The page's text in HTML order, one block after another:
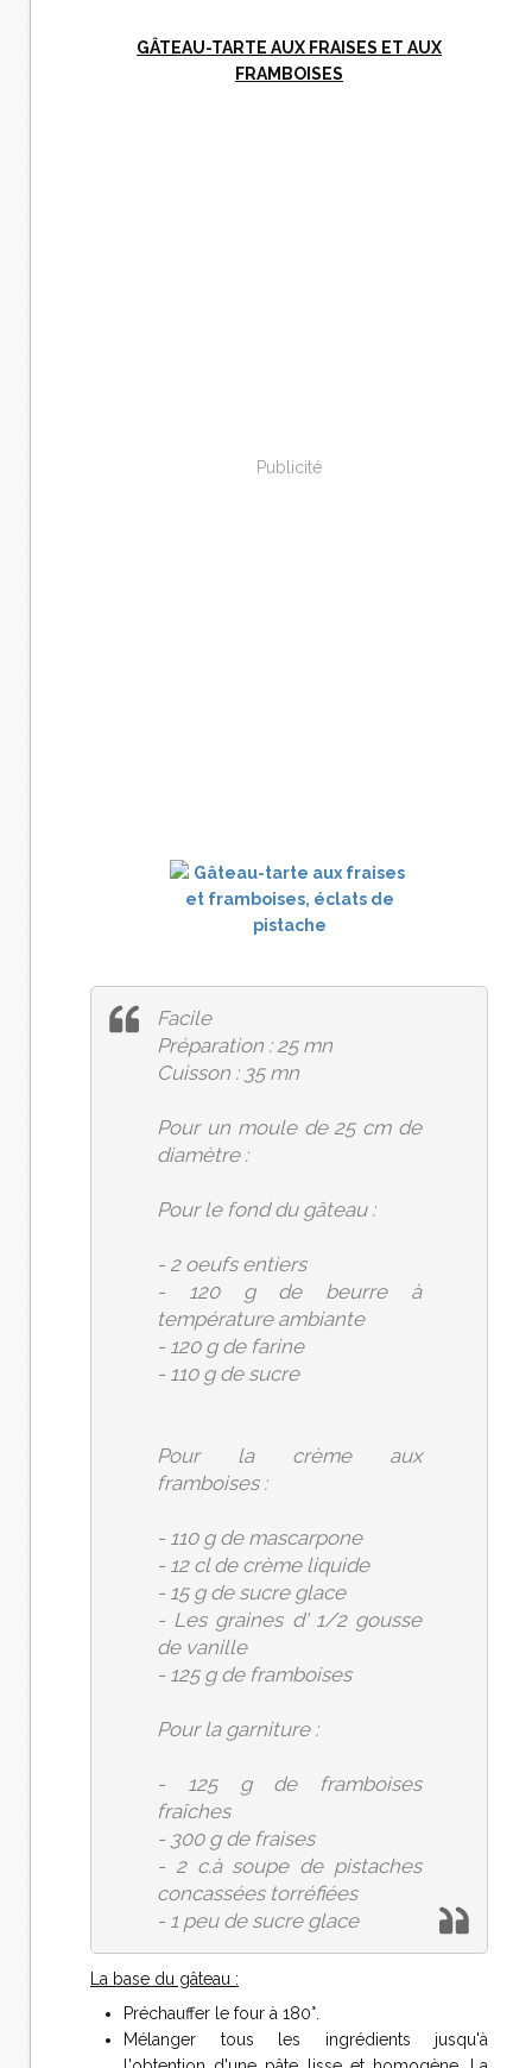
GÂTEAU-TARTE AUX FRAISES ET AUX
FRAMBOISES
Publicité
Facile
Préparation : 25 mn
Cuisson : 35 mn
Pour un moule de 25 cm de
diamètre :
Pour le fond du gâteau :
- 2 oeufs entiers
- 120 g de beurre à
température ambiante
- 120 g de farine
- 110 g de sucre
Pour la crème aux
framboises :
- 110 g de mascarpone
- 12 cl de crème liquide
- 15 g de sucre glace
- Les graines d' 1/2 gousse
de vanille
- 125 g de framboises
Pour la garniture :
- 125 g de framboises
fraîches
- 300 g de fraises
- 2 c.à soupe de pistaches
concassées torréfiées
- 1 peu de sucre glace
La base du gâteau :
Préchauffer le four à 180°.
Mélanger tous les ingrédients jusqu'à